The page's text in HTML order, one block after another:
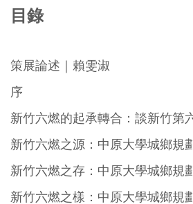
目錄
策展論述｜賴雯淑
序
新竹六燃的起承轉合：談新竹第
新竹六燃之源：中原大學城鄉規
新竹六燃之存：中原大學城鄉規
新竹六燃之樣：中原大學城鄉規